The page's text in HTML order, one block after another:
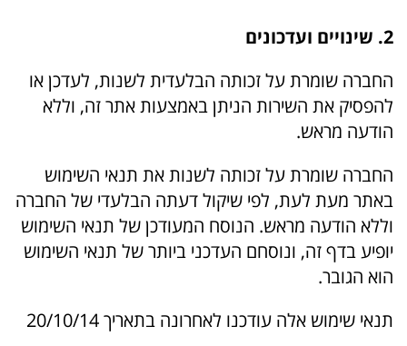
2. שינויים ועדכונים
החברה שומרת על זכותה הבלעדית לשנות, לעדכן או
להפסיק את השירות הניתן באמצעות אתר זה, וללא
הודעה מראש.
החברה שומרת על זכותה לשנות את תנאי השימוש
באתר מעת לעת, לפי שיקול דעתה הבלעדי של החברה
וללא הודעה מראש. הנוסח המעודכן של תנאי השימוש
יופיע בדף זה, ונוסחם העדכני ביותר של תנאי השימוש
הוא הגובר.
תנאי שימוש אלה עודכנו לאחרונה בתאריך 20/10/14